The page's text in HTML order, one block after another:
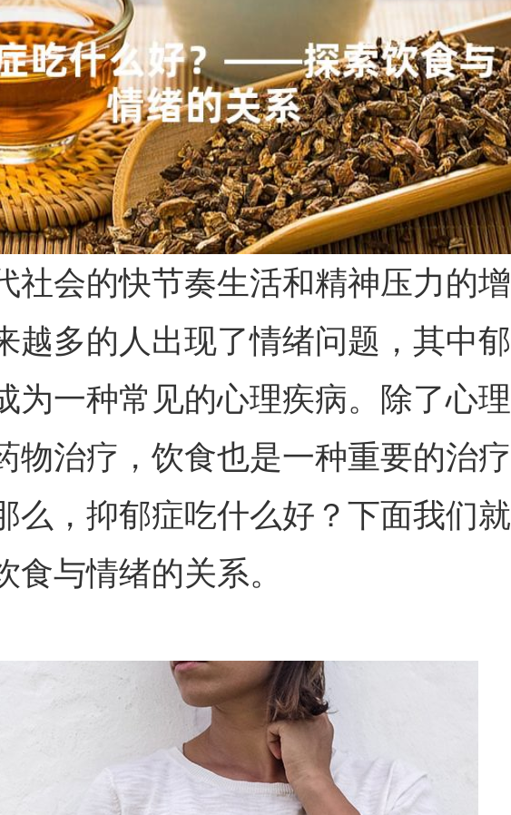
社会的快节奏生活和精神压力的增
越多的人出现了情绪问题，其中郁
为一种常见的心理疾病。除了心理
物治疗，饮食也是一种重要的治疗
么，抑郁症吃什么好？下面我们就
食与情绪的关系。